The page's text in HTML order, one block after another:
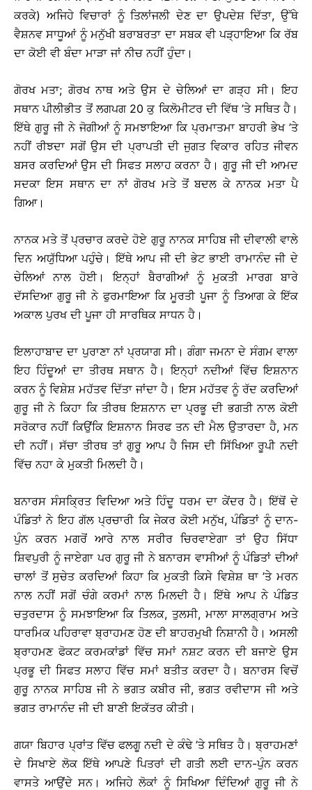
ਕਰਕੇ) ਅਜਿਹੇ ਵਿਚਾਰਾਂ ਨੂੰ ਤਿਲਾਂਜਲੀ ਦੇਣ ਦਾ ਉਪਦੇਸ਼ ਦਿੱਤਾ, ਉੱਥੇ
ਵੈਸ਼ਨਵ ਸਾਧੂਆਂ ਨੂੰ ਮਨੁੱਖੀ ਬਰਾਬਰਤਾ ਦਾ ਸਬਕ ਵੀ ਪੜ੍ਹਾਇਆ ਕਿ ਰੱਬ
ਦਾ ਕੋਈ ਵੀ ਬੰਦਾ ਮਾੜਾ ਜਾਂ ਨੀਚ ਨਹੀਂ ਹੁੰਦਾ।
ਗੋਰਖ ਮਤਾ; ਗੋਰਖ ਨਾਥ ਅਤੇ ਉਸ ਦੇ ਚੇਲਿਆਂ ਦਾ ਗੜ੍ਹ ਸੀ। ਇਹ
ਸਥਾਨ ਪੀਲੀਭੀਤ ਤੋਂ ਲਗਪਗ 20 ਕੁ ਕਿਲੋਮੀਟਰ ਦੀ ਵਿੱਥ ’ਤੇ ਸਥਿਤ ਹੈ।
ਇੱਥੇ ਗੁਰੂ ਜੀ ਨੇ ਜੋਗੀਆਂ ਨੂੰ ਸਮਝਾਇਆ ਕਿ ਪ੍ਰਮਾਤਮਾ ਬਾਹਰੀ ਭੇਖ ’ਤੇ
ਨਹੀਂ ਰੀਝਦਾ ਸਗੋਂ ਉਸ ਦੀ ਪ੍ਰਾਪਤੀ ਦੀ ਜੁਗਤ ਵਿਕਾਰ ਰਹਿਤ ਜੀਵਨ
ਬਸਰ ਕਰਦਿਆਂ ਉਸ ਦੀ ਸਿਫਤ ਸਲਾਹ ਕਰਨਾ ਹੈ। ਗੁਰੂ ਜੀ ਦੀ ਆਮਦ
ਸਦਕਾ ਇਸ ਸਥਾਨ ਦਾ ਨਾਂ ਗੋਰਖ ਮਤੇ ਤੋਂ ਬਦਲ ਕੇ ਨਾਨਕ ਮਤਾ ਪੈ
ਗਿਆ।
ਨਾਨਕ ਮਤੇ ਤੋਂ ਪ੍ਰਚਾਰ ਕਰਦੇ ਹੋਏ ਗੁਰੂ ਨਾਨਕ ਸਾਹਿਬ ਜੀ ਦੀਵਾਲੀ ਵਾਲੇ
ਦਿਨ ਅਯੁੱਧਿਆ ਪਹੁੰਚੇ। ਇੱਥੇ ਆਪ ਜੀ ਦੀ ਭੇਟ ਭਾਈ ਰਾਮਾਨੰਦ ਜੀ ਦੇ
ਚੇਲਿਆਂ ਨਾਲ ਹੋਈ। ਇਨ੍ਹਾਂ ਬੈਰਾਗੀਆਂ ਨੂੰ ਮੁਕਤੀ ਮਾਰਗ ਬਾਰੇ
ਦੱਸਦਿਆ ਗੁਰੂ ਜੀ ਨੇ ਫੁਰਮਾਇਆ ਕਿ ਮੂਰਤੀ ਪੂਜਾ ਨੂੰ ਤਿਆਗ ਕੇ ਇੱਕ
ਅਕਾਲ ਪੁਰਖ ਦੀ ਪੂਜਾ ਹੀ ਸਾਰਥਿਕ ਸਾਧਨ ਹੈ।
ਇਲਾਹਾਬਾਦ ਦਾ ਪੁਰਾਣਾ ਨਾਂ ਪ੍ਰਯਾਗ ਸੀ। ਗੰਗਾ ਜਮਨਾ ਦੇ ਸੰਗਮ ਵਾਲਾ
ਇਹ ਹਿੰਦੂਆਂ ਦਾ ਤੀਰਥ ਸਥਾਨ ਹੈ। ਇਨ੍ਹਾਂ ਨਦੀਆਂ ਵਿੱਚ ਇਸ਼ਨਾਨ
ਕਰਨ ਨੂੰ ਵਿਸ਼ੇਸ਼ ਮਹੱਤਵ ਦਿੱਤਾ ਜਾਂਦਾ ਹੈ। ਇਸ ਮਹੱਤਵ ਨੂੰ ਰੱਦ ਕਰਦਿਆਂ
ਗੁਰੂ ਜੀ ਨੇ ਕਿਹਾ ਕਿ ਤੀਰਥ ਇਸ਼ਨਾਨ ਦਾ ਪ੍ਰਭੂ ਦੀ ਭਗਤੀ ਨਾਲ ਕੋਈ
ਸਰੋਕਾਰ ਨਹੀਂ ਕਿਉਂਕਿ ਇਸ਼ਨਾਨ ਸਿਰਫ ਤਨ ਦੀ ਮੈਲ ਉਤਾਰਦਾ ਹੈ, ਮਨ
ਦੀ ਨਹੀਂ। ਸੱਚਾ ਤੀਰਥ ਤਾਂ ਗੁਰੂ ਆਪ ਹੈ ਜਿਸ ਦੀ ਸਿੱਖਿਆ ਰੂਪੀ ਨਦੀ
ਵਿੱਚ ਨਹਾ ਕੇ ਮੁਕਤੀ ਮਿਲਦੀ ਹੈ।
ਬਨਾਰਸ ਸੰਸਕ੍ਰਿਤ ਵਿਦਿਆ ਅਤੇ ਹਿੰਦੂ ਧਰਮ ਦਾ ਕੇਂਦਰ ਹੈ। ਇੱਥੋਂ ਦੇ
ਪੰਡਿਤਾਂ ਨੇ ਇਹ ਗੱਲ ਪ੍ਰਚਾਰੀ ਕਿ ਜੇਕਰ ਕੋਈ ਮਨੁੱਖ, ਪੰਡਿਤਾਂ ਨੂੰ ਦਾਨ-
ਪੁੰਨ ਕਰਨ ਮਗਰੋਂ ਆਰੇ ਨਾਲ ਸਰੀਰ ਚਿਰਵਾਏਗਾ ਤਾਂ ਉਹ ਸਿੱਧਾ
ਸ਼ਿਵਪੁਰੀ ਨੂੰ ਜਾਏਗਾ ਪਰ ਗੁਰੂ ਜੀ ਨੇ ਬਨਾਰਸ ਵਾਸੀਆਂ ਨੂੰ ਪੰਡਿਤਾਂ ਦੀਆਂ
ਚਾਲਾਂ ਤੋਂ ਸੁਚੇਤ ਕਰਦਿਆਂ ਕਿਹਾ ਕਿ ਮੁਕਤੀ ਕਿਸੇ ਵਿਸ਼ੇਸ਼ ਥਾ ’ਤੇ ਮਰਨ
ਨਾਲ ਨਹੀਂ ਸਗੋਂ ਚੰਗੇ ਕਰਮਾਂ ਨਾਲ ਮਿਲਦੀ ਹੈ। ਇੱਥੇ ਆਪ ਨੇ ਪੰਡਿਤ
ਚਤੁਰਦਾਸ ਨੂੰ ਸਮਝਾਇਆ ਕਿ ਤਿਲਕ, ਤੁਲਸੀ, ਮਾਲਾ ਸਾਲਗ੍ਰਾਮ ਅਤੇ
ਧਾਰਮਿਕ ਪਹਿਰਾਵਾ ਬ੍ਰਾਹਮਣ ਹੋਣ ਦੀ ਬਾਹਰਮੁਖੀ ਨਿਸ਼ਾਨੀ ਹੈ। ਅਸਲੀ
ਬ੍ਰਾਹਮਣ ਫੋਕਟ ਕਰਮਕਾਂਡਾਂ ਵਿੱਚ ਸਮਾਂ ਨਸ਼ਟ ਕਰਨ ਦੀ ਬਜਾਏ ਉਸ
ਪ੍ਰਭੂ ਦੀ ਸਿਫਤ ਸਲਾਹ ਵਿੱਚ ਸਮਾਂ ਬਤੀਤ ਕਰਦਾ ਹੈ। ਬਨਾਰਸ ਵਿਚੋਂ
ਗੁਰੂ ਨਾਨਕ ਸਾਹਿਬ ਜੀ ਨੇ ਭਗਤ ਕਬੀਰ ਜੀ, ਭਗਤ ਰਵੀਦਾਸ ਜੀ ਅਤੇ
ਭਗਤ ਰਾਮਾਨੰਦ ਜੀ ਦੀ ਬਾਣੀ ਇਕੱਤਰ ਕੀਤੀ।
ਗਯਾ ਬਿਹਾਰ ਪ੍ਰਾਂਤ ਵਿੱਚ ਫਲਗੂ ਨਦੀ ਦੇ ਕੰਢੇ ’ਤੇ ਸਥਿਤ ਹੈ। ਬ੍ਰਾਹਮਣਾਂ
ਦੇ ਸਿਖਾਏ ਲੋਕ ਇੱਥੇ ਆਪਣੇ ਪਿਤਰਾਂ ਦੀ ਗਤੀ ਲਈ ਦਾਨ-ਪੁੰਨ ਕਰਨ
ਵਾਸਤੇ ਆਉਂਦੇ ਸਨ। ਅਜਿਹੇ ਲੋਕਾਂ ਨੂੰ ਸਿਖਿਆ ਦਿੰਦਿਆਂ ਗੁਰੂ ਜੀ ਨੇ